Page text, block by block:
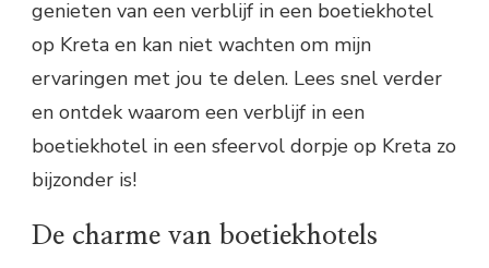
genieten van een verblijf in een boetiekhotel
op Kreta en kan niet wachten om mijn
ervaringen met jou te delen. Lees snel verder
en ontdek waarom een verblijf in een
boetiekhotel in een sfeervol dorpje op Kreta zo
bijzonder is!
De charme van boetiekhotels